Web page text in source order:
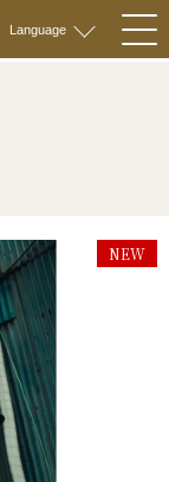
プリンス
Language
NEW